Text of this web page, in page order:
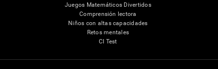
Juegos Matemáticos Divertidos
Comprensión lectora
Niños con altas capacidades
Retos mentales
CI Test